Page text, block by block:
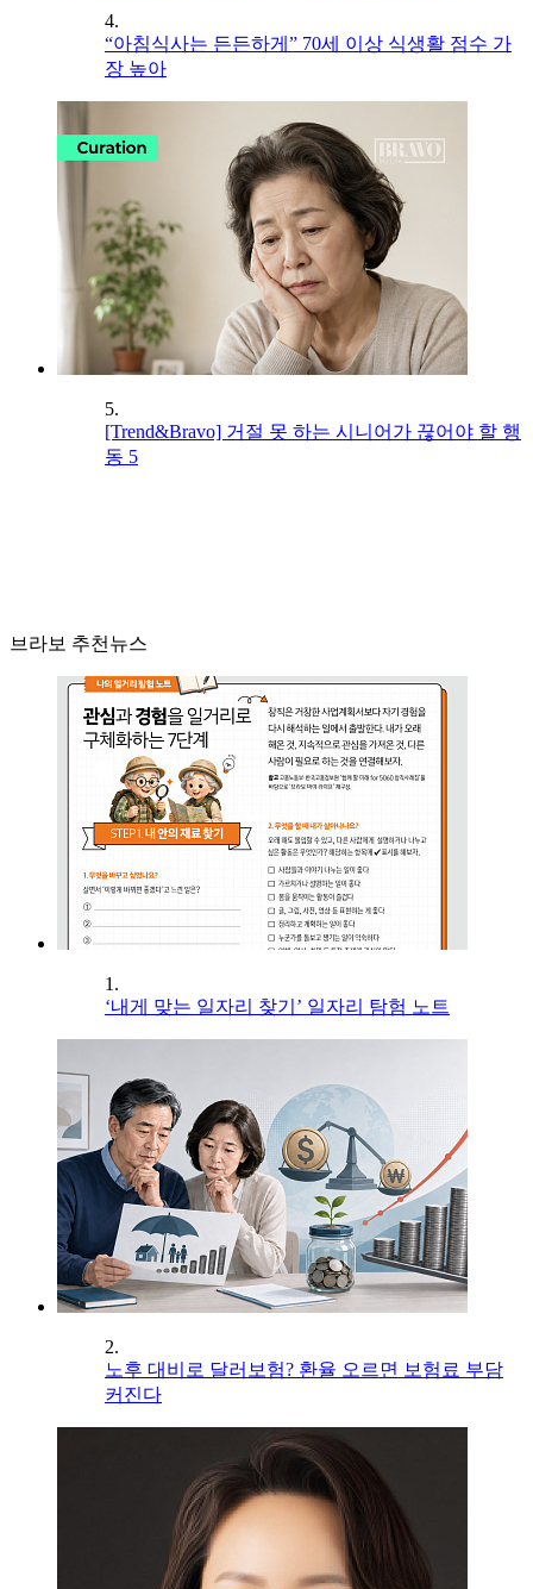
4.
“아침식사는 든든하게” 70세 이상 식생활 점수 가
장 높아
5.
[Trend&Bravo] 거절 못 하는 시니어가 끊어야 할 행
동 5
브라보 추천뉴스
1.
‘내게 맞는 일자리 찾기’ 일자리 탐험 노트
2.
노후 대비로 달러보험? 환율 오르면 보험료 부담
커진다